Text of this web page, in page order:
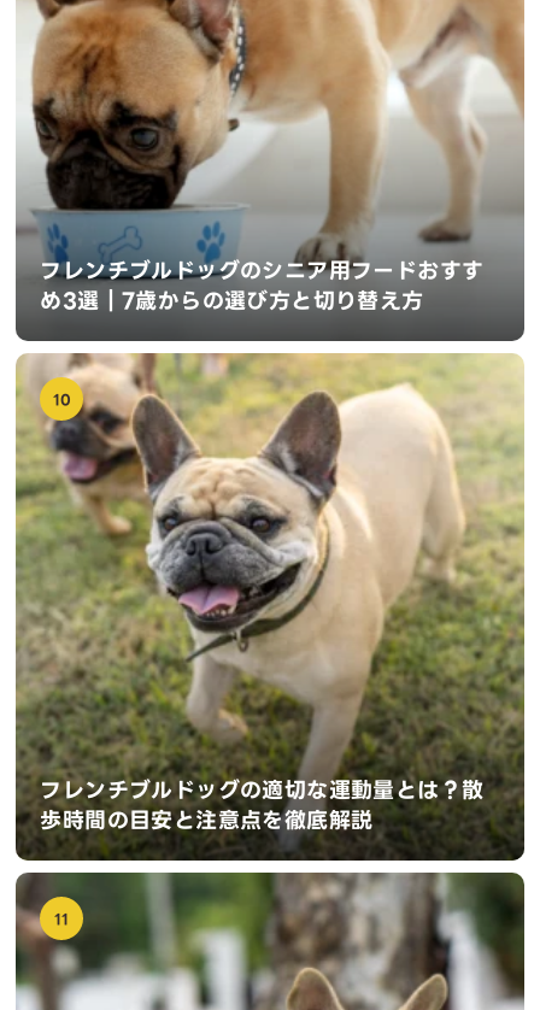
フレンチブルドッグのシニア用フードおすす
め3選｜7歳からの選び方と切り替え方
10
フレンチブルドッグの適切な運動量とは？散
歩時間の目安と注意点を徹底解説
11